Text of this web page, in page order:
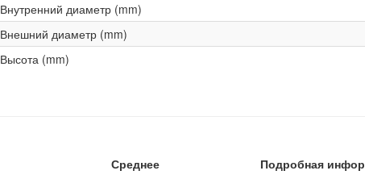
Внутренний диаметр (mm)
Внешний диаметр (mm)
Высота (mm)
Среднее
Подробная